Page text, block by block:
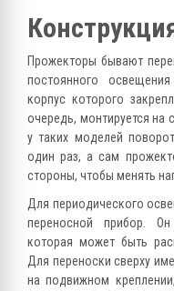
Прожекторы бывают
постоянного
корпус которого
очередь, монтируется на
у таких моделей
один раз, а сам
стороны, чтобы менять
Для периодического
переносной прибор. Он
которая может быть
Для переноски сверху
на подвижном